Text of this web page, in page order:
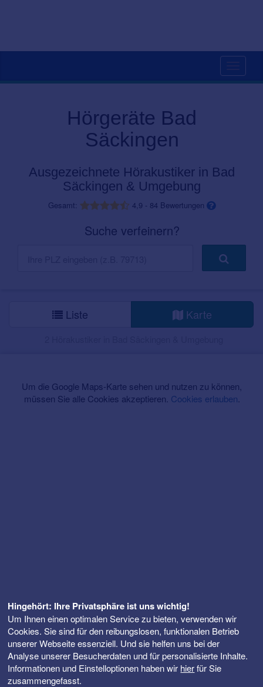
Hörgeräte Bad
Säckingen
Ausgezeichnete Hörakustiker in Bad
Säckingen & Umgebung
Gesamt: 4,9 - 84 Bewertungen
Suche verfeinern?
Liste Karte
Um die Google Maps-Karte sehen und nutzen zu können,
müssen Sie alle Cookies akzeptieren. Cookies erlauben.
Hingehört: Ihre Privatsphäre ist uns wichtig!
Um Ihnen einen optimalen Service zu bieten, verwenden wir
Cookies. Sie sind für den reibungslosen, funktionalen Betrieb
unserer Webseite essenziell. Und sie helfen uns bei der
Analyse unserer Besucherdaten und für personalisierte Inhalte.
Informationen und Einstelloptionen haben wir hierfür Sie
zusammengefasst.